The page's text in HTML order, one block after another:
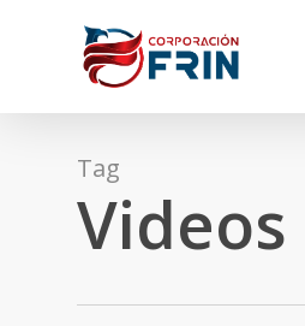
content
Tag
Videos